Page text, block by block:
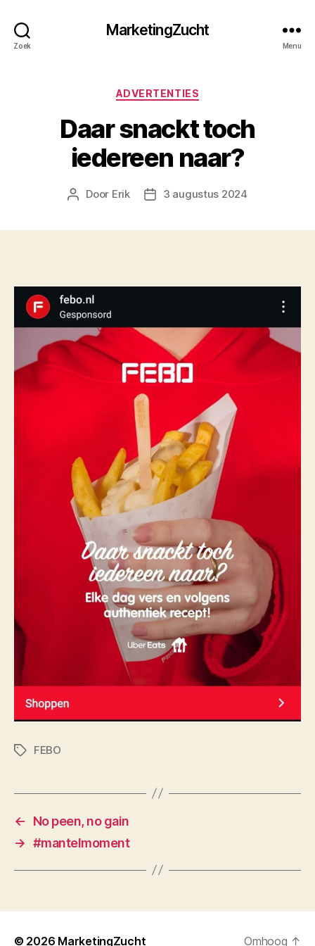
Zoek
MarketingZucht
Menu
Categorieën
ADVERTENTIES
Daar snackt toch
iedereen naar?
Berichtauteur
Door Erik Berichtdatum
3 augustus 2024
TagsFEBO
←
No peen, no gain
→ #mantelmoment
© 2026 MarketingZucht Omhoog ↑